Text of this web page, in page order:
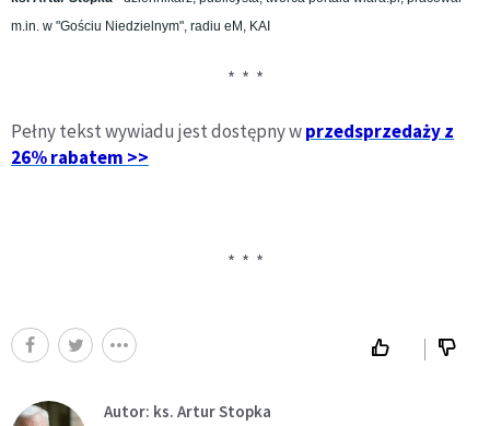
m.in. w "Gościu Niedzielnym", radiu eM, KAI
* * *
Pełny tekst wywiadu jest dostępny wprzedsprzedaży z
26% rabatem >>
* * *
Autor: ks. Artur Stopka